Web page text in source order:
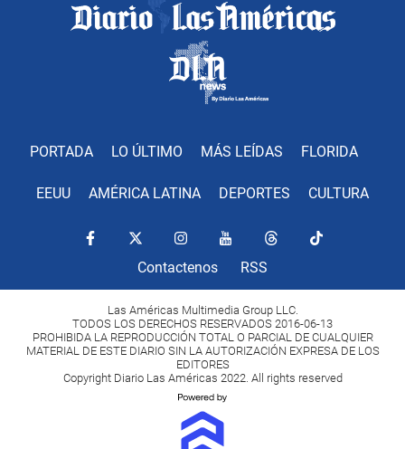
PORTADA LO ÚLTIMO MÁS LEÍDAS FLORIDA
EEUU AMÉRICA LATINA DEPORTES CULTURA
Contactenos RSS
Las Américas Multimedia Group LLC.
TODOS LOS DERECHOS RESERVADOS 2016-06-13
PROHIBIDA LA REPRODUCCIÓN TOTAL O PARCIAL DE CUALQUIER
MATERIAL DE ESTE DIARIO SIN LA AUTORIZACIÓN EXPRESA DE LOS
EDITORES
Copyright Diario Las Américas 2022. All rights reserved